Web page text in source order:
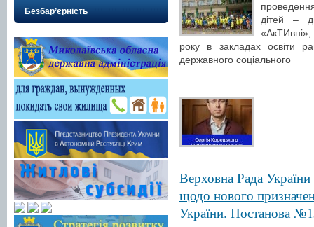
Безбар’єрність
дітей –
року в закладах освіти
державного соціального
Верховна Рада
щодо нового
України. Постанова